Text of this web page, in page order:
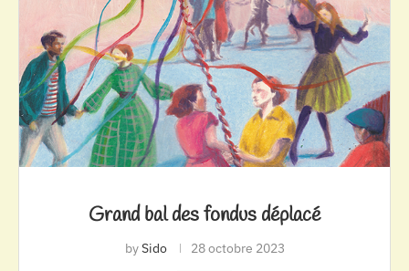
Grand bal des fondus déplacé
bySido 28 octobre 2023